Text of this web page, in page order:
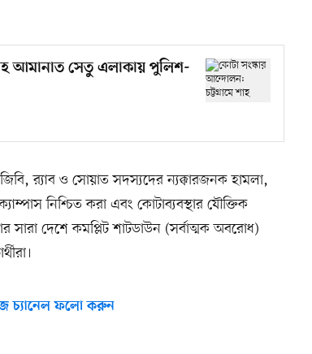
আমানাত সেতু এলাকায় পুলিশ-
র‍্যাব ও সোয়াত সদস্যদের ন্যক্কারজনক হামলা,
নিশ্চিত করা এবং কোটাব্যবস্থার যৌক্তিক
সারা দেশে কমপ্লিট শাটডাউন (সর্বাত্মক অবরোধ)
চ্যানেল ফলো করুন